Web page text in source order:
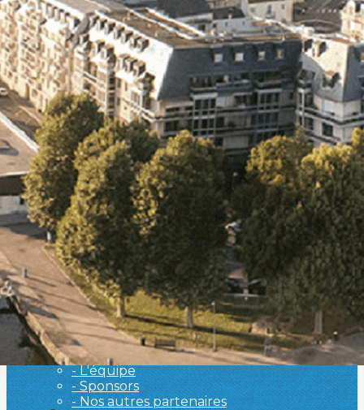
Exporter les lignes sélectionnées
Exporter toutes les colonnes
Exporter uniquement les colonnes affichées
Menu
<
>
- 🎁 Caen on aime, on partage
- 🎉 Les événements AVF
- Activités et Loisirs
Ajoutez un logo, un bouton, des réseaux sociaux
Cliquez pour éditer
L'association▴▾
- L'association
- Brochure
- L'équipe
- Sponsors
- Nos autres partenaires